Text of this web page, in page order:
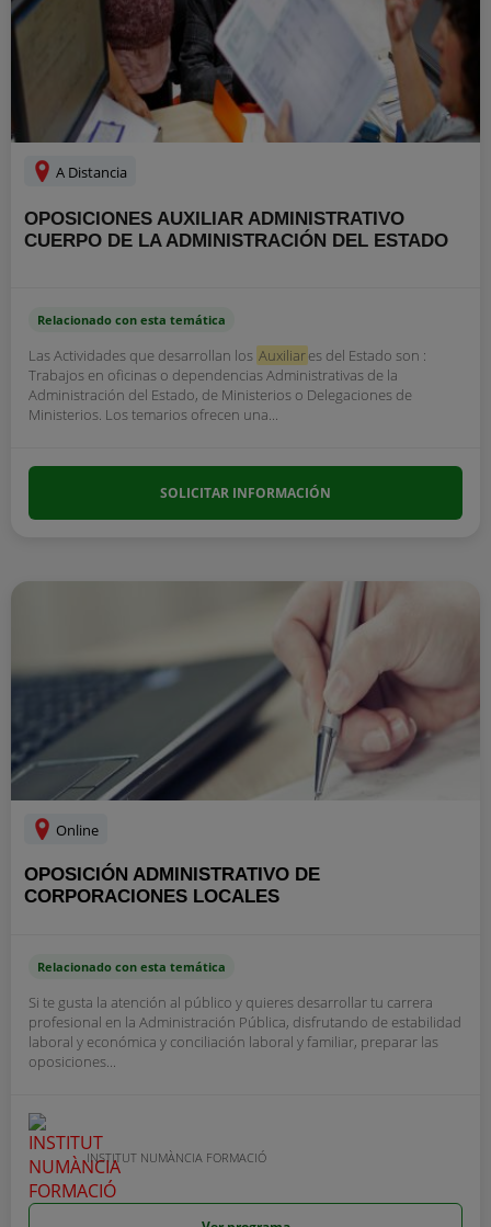
A Distancia
OPOSICIONES AUXILIAR ADMINISTRATIVO
CUERPO DE LA ADMINISTRACIÓN DEL ESTADO
Relacionado con esta temática
Las Actividades que desarrollan los Auxiliares del Estado son :
Trabajos en oficinas o dependencias Administrativas de la
Administración del Estado, de Ministerios o Delegaciones de
Ministerios. Los temarios ofrecen una...
SOLICITAR INFORMACIÓN
Online
OPOSICIÓN ADMINISTRATIVO DE
CORPORACIONES LOCALES
Relacionado con esta temática
Si te gusta la atención al público y quieres desarrollar tu carrera
profesional en la Administración Pública, disfrutando de estabilidad
laboral y económica y conciliación laboral y familiar, preparar las
oposiciones...
INSTITUT NUMÀNCIA FORMACIÓ